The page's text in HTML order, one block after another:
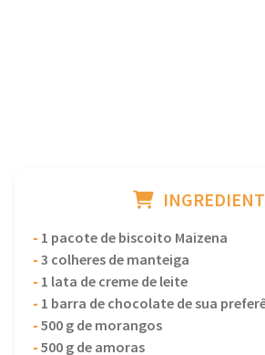
- 1 pacote de biscoito Maizena
-3 colheres de manteiga
- 1 lata de creme de leite
- 1 barra de chocolate de sua
-500 g de morangos
-500 g de amoras